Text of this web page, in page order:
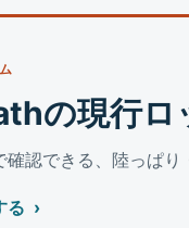
の現行ロ
認できる、陸っぱり
る